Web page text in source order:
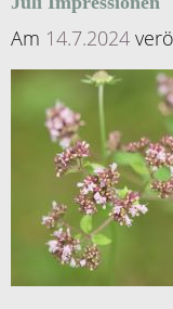
Am 14.7.2024